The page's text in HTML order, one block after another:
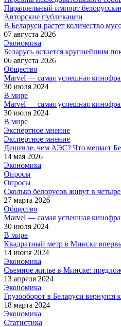
Параллельный импорт
Авторские публикации
В Беларуси растет количество
07 августа 2026
Экономика
Беларусь остается крупнейшим
06 августа 2026
Общество
Marvel — самая успешная
30 июля 2024
В мире
Marvel — самая успешная
30 июля 2024
В мире
Экспертное мнение
Экспертное мнение
Дешевле, чем АЭС? Что мешает
14 мая 2026
Экономика
Опросы
Опросы
Сколько белорусов живут в
27 марта 2026
Общество
Marvel — самая успешная
30 июля 2024
В мире
Квадратный метр в Минске
14 июня 2024
Экономика
Съемное жилье в Минске:
13 апреля 2024
Экономика
Грузооборот в Беларуси вернулся
18 марта 2024
Экономика
Статистика